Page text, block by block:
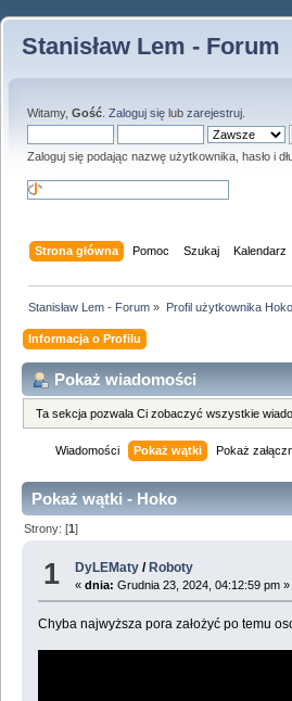
Stanisław Lem - Forum
Witamy, Gość Zaloguj się lub zarejestruj
Zaloguj się podając nazwę użytkownika, hasło i
Strona główna Pomoc Szukaj Kalendarz
Stanisław Lem - Forum » Profil użytkownika Hoko
Informacja o Profilu
Pokaż wiadomości
Ta sekcja pozwala Ci zobaczyć wszystkie
Wiadomości Pokaż wątki Pokaż
Pokaż wątki - Hoko
Strony: [1]
1 DyLEMaty / Roboty
«dnia: Grudnia 23, 2024, 04:12:59 pm »
Chyba najwyższa pora założyć po temu